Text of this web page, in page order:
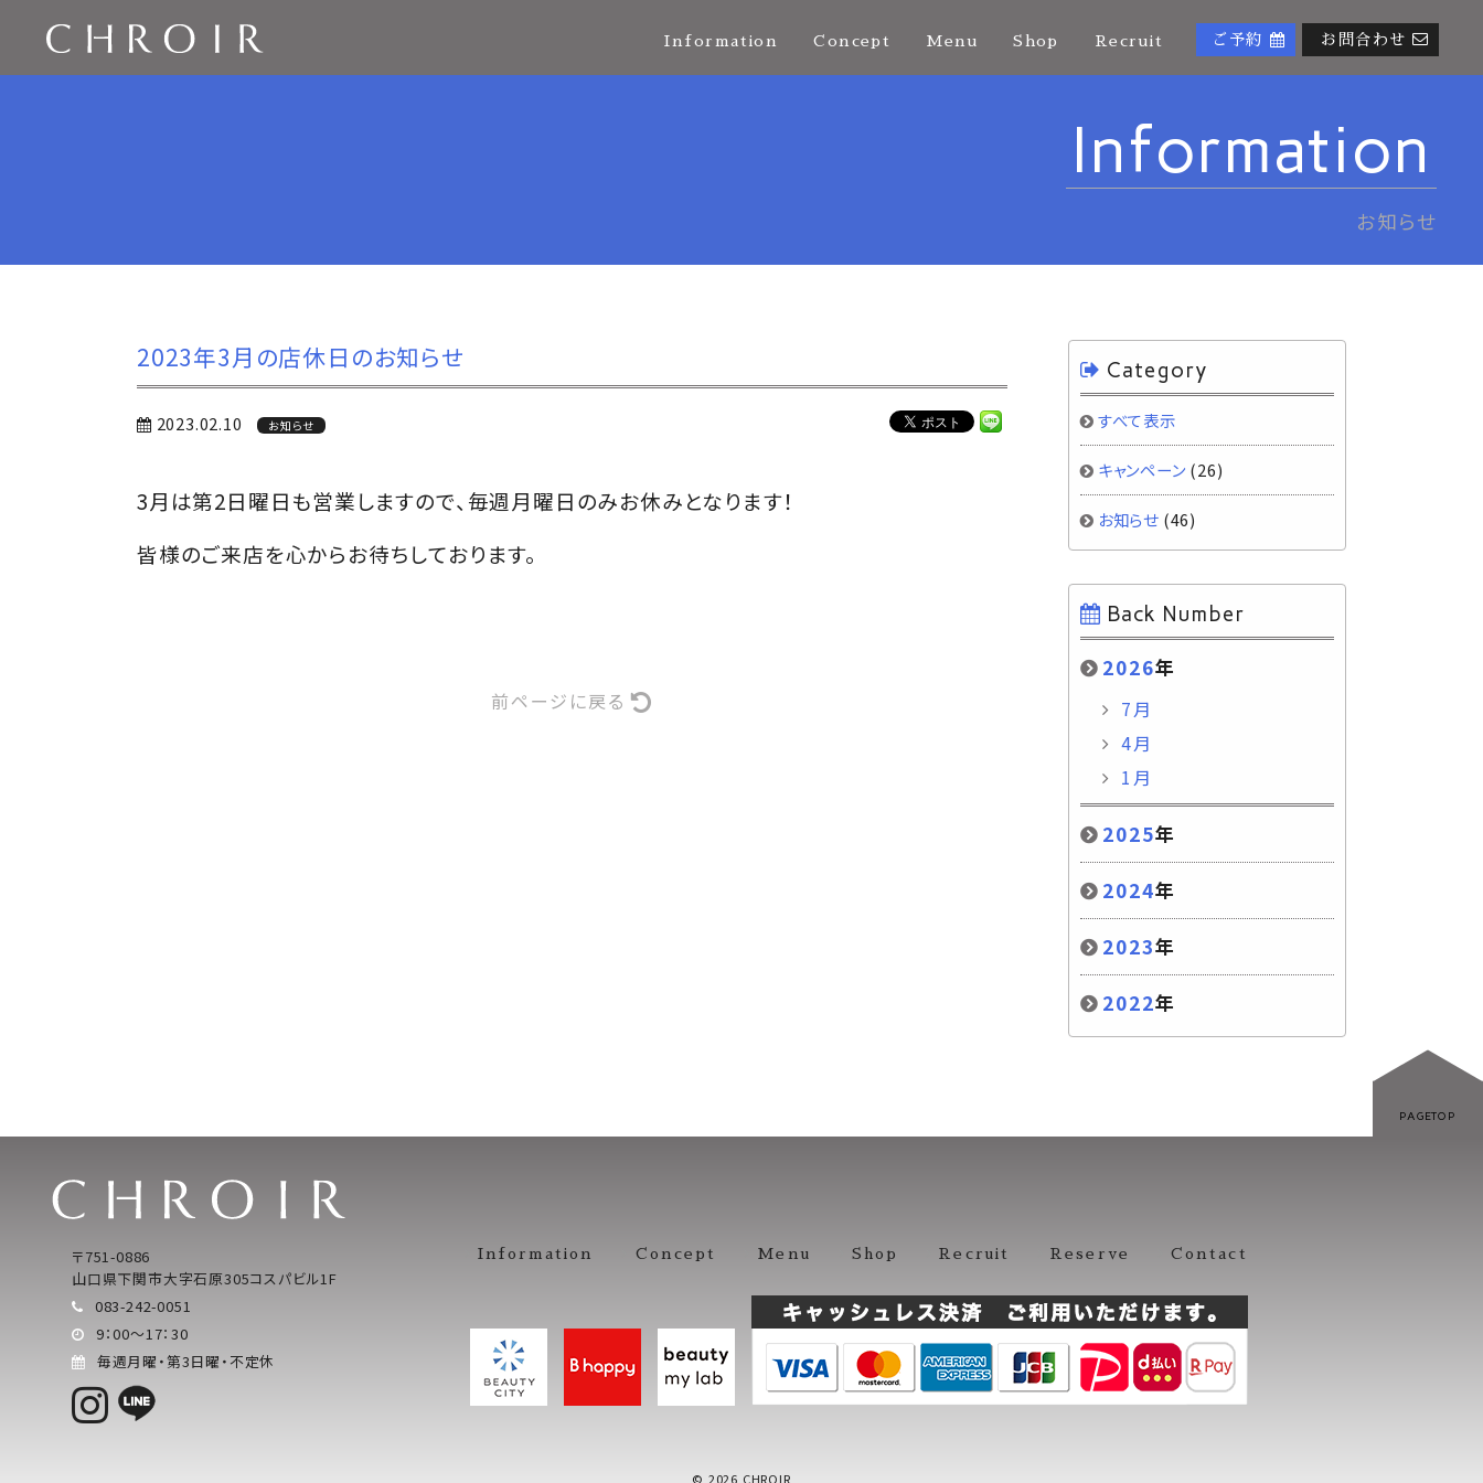
Information Concept Menu Shop Recruit ご予約 お問合わせ
Information
お知らせ
2023年3月の店休日のお知らせ
2023.02.10 お知らせ
3月は第2日曜日も営業しますので、毎週月曜日のみお休みとなります！
皆様のご来店を心からお待ちしております。
前ページに戻る
Category
すべて表示
キャンペーン (26)
お知らせ (46)
Back Number
2026年
7月
4月
1月
2025年
2024年
2023年
2022年
PAGETOP
〒751-0886
山口県下関市大字石原305コスパビル1F
083-242-0051
9：00～17：30
毎週月曜・第3日曜・不定休
Information Concept Menu Shop Recruit Reserve Contact
© 2026 CHROIR